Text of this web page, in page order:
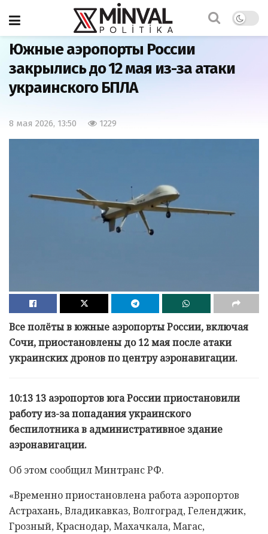
Главная
Южные аэропорты России
закрылись до 12 мая из-за атаки
украинского БПЛА
8 мая 2026, 13:50 1229
Все полёты в южные аэропорты России, включая
Сочи, приостановлены до 12 мая после атаки
украинских дронов по центру аэронавигации.
10:13 13 аэропортов юга России приостановили
работу из-за попадания украинского
беспилотника в административное здание
аэронавигации.
Об этом сообщил Минтранс РФ.
«Временно приостановлена работа аэропортов
Астрахань, Владикавказ, Волгоград, Геленджик,
Грозный, Краснодар, Махачкала, Магас,